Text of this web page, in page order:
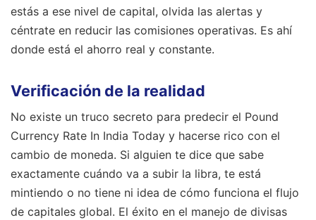
estás a ese nivel de capital, olvida las alertas y
céntrate en reducir las comisiones operativas. Es ahí
donde está el ahorro real y constante.
Verificación de la realidad
No existe un truco secreto para predecir el Pound
Currency Rate In India Today y hacerse rico con el
cambio de moneda. Si alguien te dice que sabe
exactamente cuándo va a subir la libra, te está
mintiendo o no tiene ni idea de cómo funciona el flujo
de capitales global. El éxito en el manejo de divisas